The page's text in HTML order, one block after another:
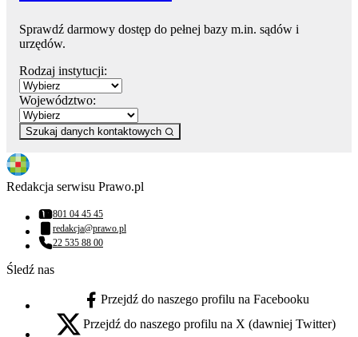
Sprawdź darmowy dostęp do pełnej bazy m.in. sądów i
urzędów.
Rodzaj instytucji:
Województwo:
Szukaj danych kontaktowych
Redakcja serwisu Prawo.pl
Numer telefonu:
801 04 45 45
Adres email:
redakcja@prawo.pl
Numer telefonu:
22 535 88 00
Śledź nas
facebook - otwiera się w nowej karcie
Przejdź do naszego profilu na Facebooku
x - otwiera się w nowej karcie
Przejdź do naszego profilu na X (dawniej Twitter)